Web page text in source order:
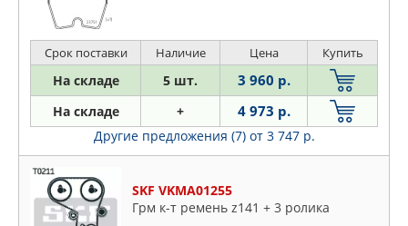
Срок поставки Наличие Цена Купить
На складе 5 шт. 3 960 р.
На складе + 4 973 р.
Другие предложения (7) от 3 747 р.
SKF VKMA01255
Грм к-т ремень z141 + 3 ролика